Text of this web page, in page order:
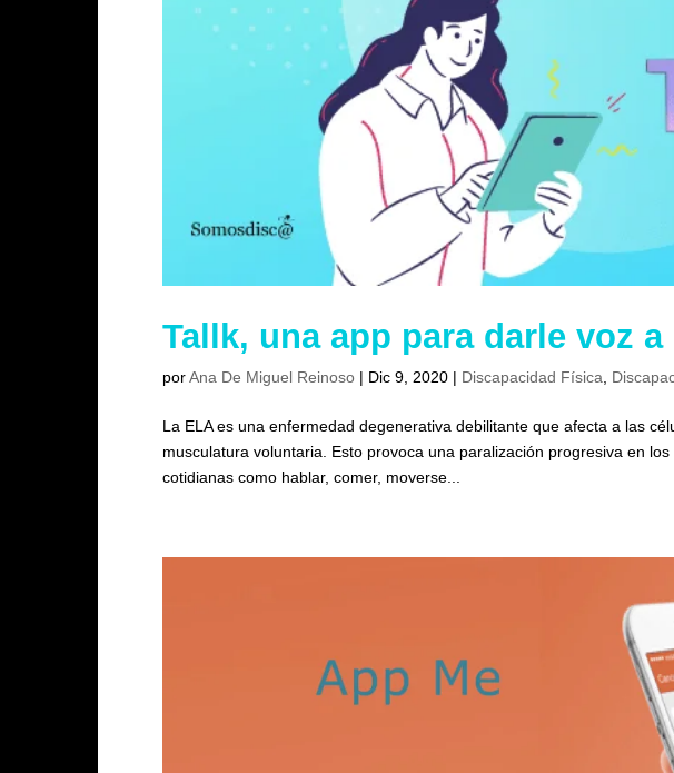
Tallk, una app para darle voz
porAna De Miguel Reinoso | Dic 9, 2020 | Discapacidad Física
La ELA es una enfermedad degenerativa debilitante que afecta a las
musculatura voluntaria. Esto provoca una paralización progresiva en
cotidianas como hablar, comer, moverse...